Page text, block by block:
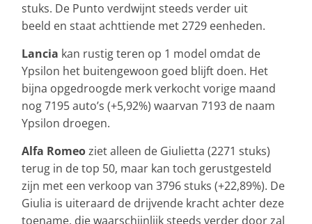
stuks. De Punto verdwijnt steeds verder uit
beeld en staat achttiende met 2729 eenheden.
Lancia kan rustig teren op 1 model omdat de
Ypsilon het buitengewoon goed blijft doen. Het
bijna opgedroogde merk verkocht vorige maand
nog 7195 auto’s (+5,92%) waarvan 7193 de naam
Ypsilon droegen.
Alfa Romeoziet alleen de Giulietta (2271 stuks)
terug in de top 50, maar kan toch gerustgesteld
zijn met een verkoop van 3796 stuks (+22,89%). De
Giulia is uiteraard de drijvende kracht achter deze
toename, die waarschijnlijk steeds verder door zal